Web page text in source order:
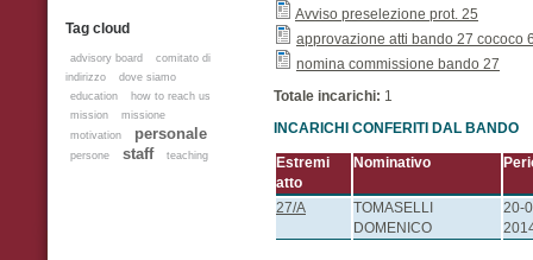
Tag cloud
advisory board
comitato di
indirizzo
dove siamo
education
how to reach us
mission
missione
motivation
personale
persone staff teaching
Avviso preselezione prot. 25
approvazione atti bando 27 cococo
nomina commissione bando 27
Totale incarichi: 1
INCARICHI CONFERITI DAL BANDO
Estremi
atto
Nominativo
27/A
TOMASELLI
DOMENICO
20-